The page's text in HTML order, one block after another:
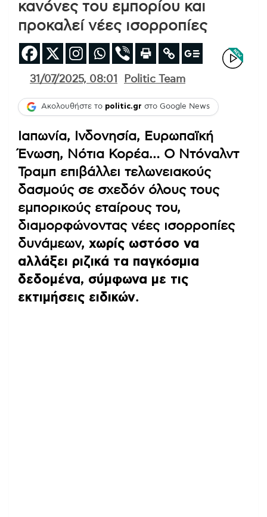
κανόνες του εμπορίου και
προκαλεί νέες ισορροπίες
31/07/2025, 08:01 Politic Team
Ακολουθήστε το politic.gr στο Google News
Ιαπωνία, Ινδονησία, Ευρωπαϊκή
Ένωση, Νότια Κορέα… Ο Ντόναλντ
Τραμπ επιβάλλει τελωνειακούς
δασμούς σε σχεδόν όλους τους
εμπορικούς εταίρους του,
διαμορφώνοντας νέες ισορροπίες
δυνάμεων, χωρίς ωστόσο να
αλλάξει ριζικά τα παγκόσμια
δεδομένα, σύμφωνα με τις
εκτιμήσεις ειδικών.